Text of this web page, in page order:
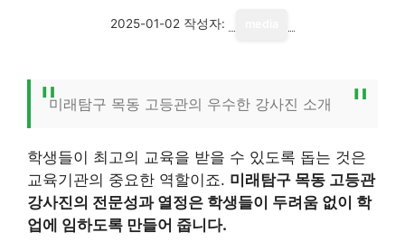
2025-01-02 작성자:
미래탐구 목동 고등관의 우수한 강사진 소개
학생들이 최고의 교육을 받을 수 있도록 돕는 것은
교육기관의 중요한 역할이죠. 미래탐구 목동 고등관
강사진의 전문성과 열정은 학생들이 두려움 없이 학
업에 임하도록 만들어 줍니다.